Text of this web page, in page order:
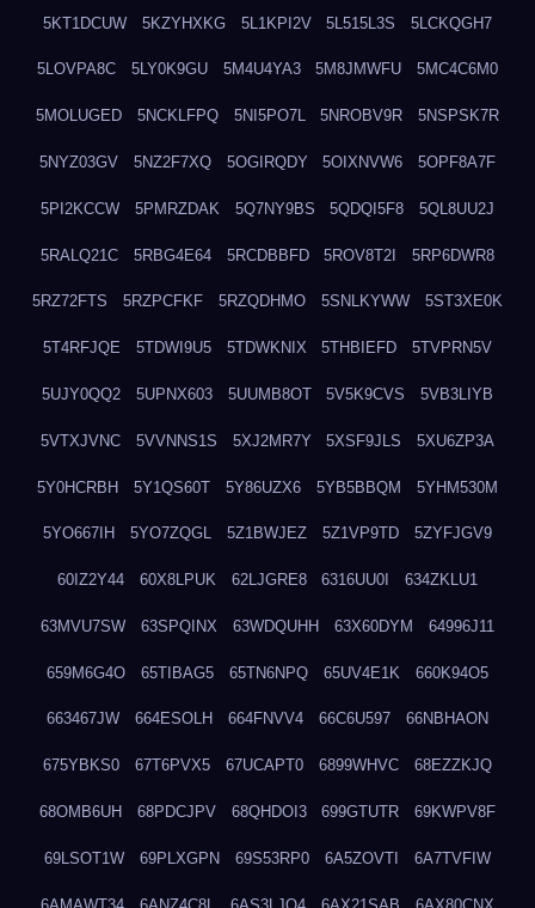
5KT1DCUW 5KZYHXKG 5L1KPI2V 5L515L3S 5LCKQGH7
5LOVPA8C 5LY0K9GU 5M4U4YA3 5M8JMWFU 5MC4C6M0
5MOLUGED 5NCKLFPQ 5NI5PO7L 5NROBV9R 5NSPSK7R
5NYZ03GV 5NZ2F7XQ 5OGIRQDY 5OIXNVW6 5OPF8A7F
5PI2KCCW 5PMRZDAK 5Q7NY9BS 5QDQI5F8 5QL8UU2J
5RALQ21C 5RBG4E64 5RCDBBFD 5ROV8T2I 5RP6DWR8
5RZ72FTS 5RZPCFKF 5RZQDHMO 5SNLKYWW 5ST3XE0K
5T4RFJQE 5TDWI9U5 5TDWKNIX 5THBIEFD 5TVPRN5V
5UJY0QQ2 5UPNX603 5UUMB8OT 5V5K9CVS 5VB3LIYB
5VTXJVNC 5VVNNS1S 5XJ2MR7Y 5XSF9JLS 5XU6ZP3A
5Y0HCRBH 5Y1QS60T 5Y86UZX6 5YB5BBQM 5YHM530M
5YO667IH 5YO7ZQGL 5Z1BWJEZ 5Z1VP9TD 5ZYFJGV9
60IZ2Y44 60X8LPUK 62LJGRE8 6316UU0I 634ZKLU1
63MVU7SW 63SPQINX 63WDQUHH 63X60DYM 64996J11
659M6G4O 65TIBAG5 65TN6NPQ 65UV4E1K 660K94O5
663467JW 664ESOLH 664FNVV4 66C6U597 66NBHAON
675YBKS0 67T6PVX5 67UCAPT0 6899WHVC 68EZZKJQ
68OMB6UH 68PDCJPV 68QHDOI3 699GTUTR 69KWPV8F
69LSOT1W 69PLXGPN 69S53RP0 6A5ZOVTI 6A7TVFIW